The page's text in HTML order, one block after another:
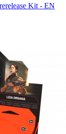
Kit - EN